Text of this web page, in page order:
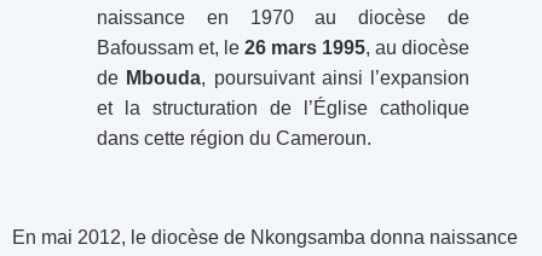
naissance en 1970 au diocèse de
Bafoussam et, le 26 mars 1995, au diocèse
de Mbouda, poursuivant ainsi l’expansion
et la structuration de l’Église catholique
dans cette région du Cameroun.
En mai 2012, le diocèse de Nkongsamba donna naissance